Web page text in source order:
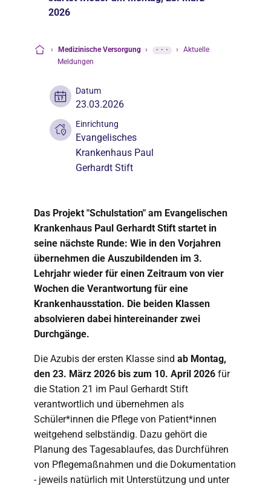
2026
› Medizinische Versorgung › ··· ›
Aktuelle
Meldungen
Datum
23.03.2026
Einrichtung
Evangelisches
Krankenhaus Paul
Gerhardt Stift
Das Projekt "Schulstation" am Evangelischen
Krankenhaus Paul Gerhardt Stift startet in
seine nächste Runde: Wie in den Vorjahren
übernehmen die Auszubildenden im 3.
Lehrjahr wieder für einen Zeitraum von vier
Wochen die Verantwortung für eine
Krankenhausstation. Die beiden Klassen
absolvieren dabei hintereinander zwei
Durchgänge.
Die Azubis der ersten Klasse sind ab Montag,
den 23. März 2026 bis zum 10. April 2026 für
die Station 21 im Paul Gerhardt Stift
verantwortlich und übernehmen als
Schüler*innen die Pflege von Patient*innen
weitgehend selbständig. Dazu gehört die
Planung des Tagesablaufes, das Durchführen
von Pflegemaßnahmen und die Dokumentation
- jeweils natürlich mit Unterstützung und unter